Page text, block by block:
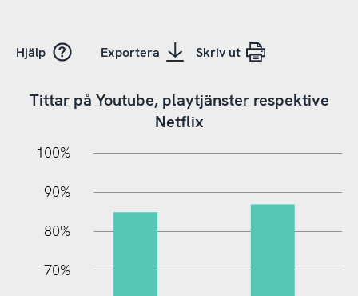
Hjälp Exportera Skriv ut
Tittar på Youtube, playtjänster respektive
Netflix
100%
90%
80%
70%